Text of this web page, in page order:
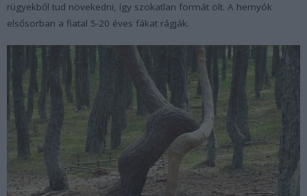
rügyekből tud növekedni, így szokatlan formát ölt. A hernyók
elsősorban a fiatal 5-20 éves fákat rágják.